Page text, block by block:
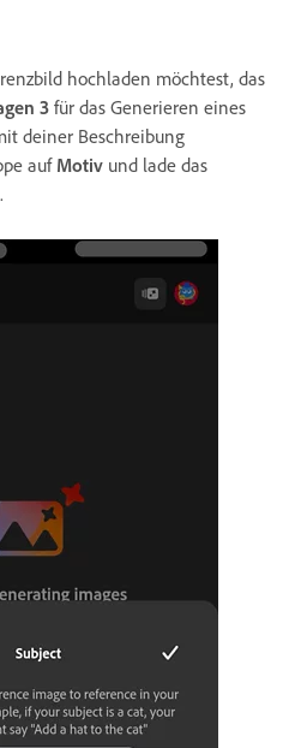
hochladen möchtest, das
3 für das Generieren eines
deiner Beschreibung
auf Motiv und lade das